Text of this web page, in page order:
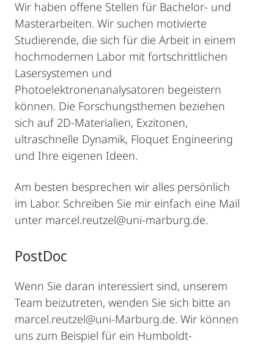
Wir haben offene Stellen für Bachelor- und
Masterarbeiten. Wir suchen motivierte
Studierende, die sich für die Arbeit in einem
hochmodernen Labor mit fortschrittlichen
Lasersystemen und
Photoelektronenanalysatoren begeistern
können. Die Forschungsthemen beziehen
sich auf 2D-Materialien, Exzitonen,
ultraschnelle Dynamik, Floquet Engineering
und Ihre eigenen Ideen.
Am besten besprechen wir alles persönlich
im Labor. Schreiben Sie mir einfach eine Mail
unter marcel.reutzel@uni-marburg.de.
PostDoc
Wenn Sie daran interessiert sind, unserem
Team beizutreten, wenden Sie sich bitte an
marcel.reutzel@uni-Marburg.de. Wir können
uns zum Beispiel für ein Humboldt-